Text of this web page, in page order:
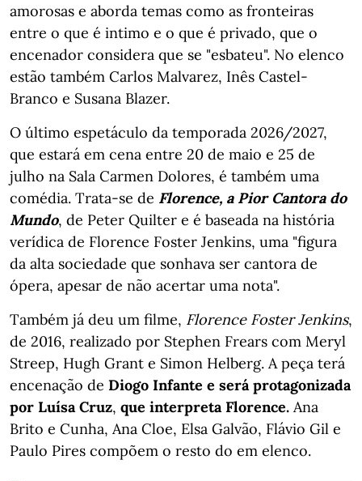
amorosas e aborda temas como as fronteiras
entre o que é intimo e o que é privado, que o
encenador considera que se "esbateu". No elenco
estão também Carlos Malvarez, Inês Castel-
Branco e Susana Blazer.
O último espetáculo da temporada 2026/2027,
que estará em cena entre 20 de maio e 25 de
julho na Sala Carmen Dolores, é também uma
comédia. Trata-se de Florence, a Pior Cantora do
Mundo, de Peter Quilter e é baseada na história
verídica de Florence Foster Jenkins, uma "figura
da alta sociedade que sonhava ser cantora de
ópera, apesar de não acertar uma nota".
Também já deu um filme, Florence Foster Jenkins,
de 2016, realizado por Stephen Frears com Meryl
Streep, Hugh Grant e Simon Helberg. A peça terá
encenação de Diogo Infante e será protagonizada
por Luísa Cruz, que interpreta Florence. Ana
Brito e Cunha, Ana Cloe, Elsa Galvão, Flávio Gil e
Paulo Pires compõem o resto do em elenco.